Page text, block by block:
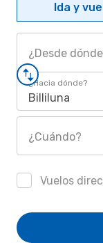
Ida y
¿Desde
¿Hacia dónde?
Billiluna
¿Cuándo?
Vuelos